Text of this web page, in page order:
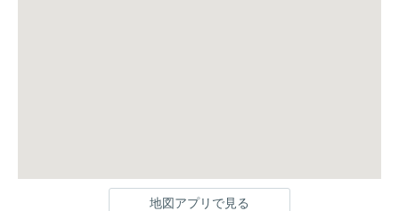
地図アプリで見る